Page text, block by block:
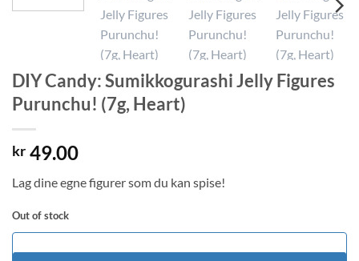
DIY Candy: Sumikkogurashi Jelly Figures
Purunchu! (7g, Heart)
kr 49.00
Lag dine egne figurer som du kan spise!
Out of stock